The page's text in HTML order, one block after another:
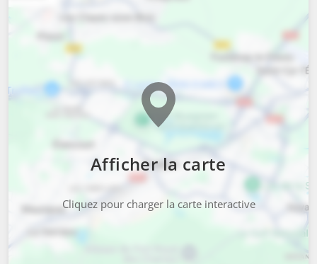
Afficher la carte
Cliquez pour charger la carte interactive